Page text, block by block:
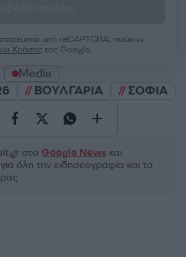
από reCAPTCHA, ισχύουν
Χρήσης της Google.
Media
ΒΟΥΛΓΑΡΙΑ ΣΟΦΙΑ
στο Google News και
όλη την ειδησεογραφία και τα